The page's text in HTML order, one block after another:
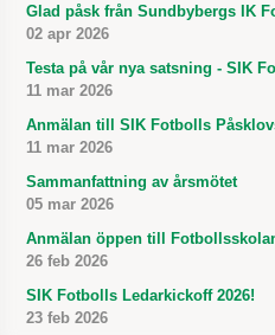
Glad påsk från Sundbybergs IK
02 apr 2026
Testa på vår nya satsning - SIK
11 mar 2026
Anmälan till SIK Fotbolls
11 mar 2026
Sammanfattning av årsmötet
05 mar 2026
Anmälan öppen till
26 feb 2026
SIK Fotbolls Ledarkickoff 2026!
23 feb 2026